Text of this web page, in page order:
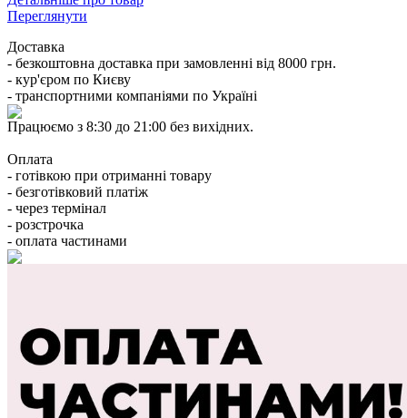
Переглянути
Доставка
- безкоштовна доставка при замовленні від 8000 грн.
- кур'єром по Києву
- транспортними компаніями по Україні
Працюємо з 8:30 до 21:00 без вихідних.
Оплата
- готівкою при отриманні товару
- безготівковий платіж
- через термінал
- розстрочка
- оплата частинами